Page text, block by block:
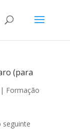
(para
Formação
seguinte